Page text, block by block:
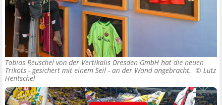
Tobias Reuschel von der Vertikalis Dresden GmbH hat die neuen
Trikots - gesichert mit einem Seil - an der Wand angebracht. © Lutz
Hentschel